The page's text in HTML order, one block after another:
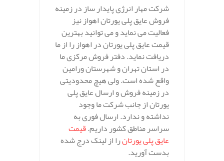
شرکت مهار انرژی پایدار ساز در زمینه
فروش عایق پلی یورتان اهواز نیز
فعالیت می نماید و می توانید بهترین
قیمت عایق پلی یورتان در اهواز را از ما
دریافت نماید. دفتر فروش مرکزی ما
در استان تهران و شهرستان ورامین
واقع شده است. ولی هیچ محدودیتی
در زمینه فروش و ارسال عایق پلی
یورتان از جانب شرکت ما وجود
نداشته و ندارد. ارسال فوری به
سراسر مناطق کشور داریم.قیمت
عایق پلی یورتانرا از لینک درج شده
بدست آورید.